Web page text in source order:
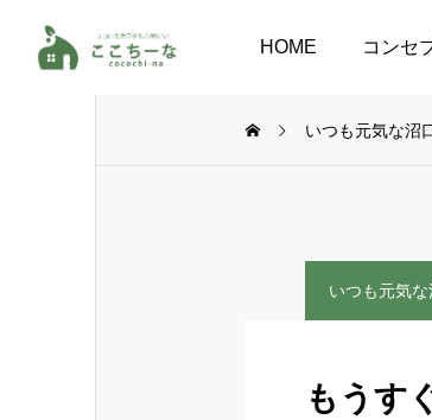
HOME コンセ
いつも元気な沼
いつも元気
もうす